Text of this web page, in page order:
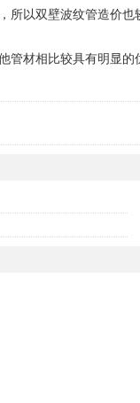
所以双壁波纹管造价也
材相比较具有明显的